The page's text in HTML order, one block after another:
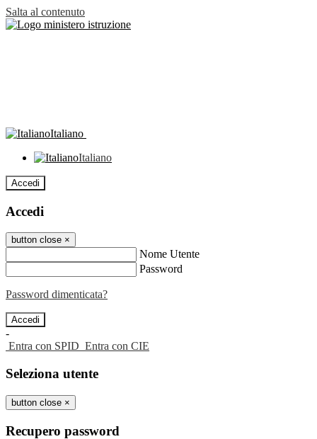
Salta al contenuto
Italiano
Italiano
Accedi
Accedi
button close ×
Nome Utente
Password
Password dimenticata?
-
Entra con SPID Entra con CIE
Seleziona utente
button close ×
Recupero password